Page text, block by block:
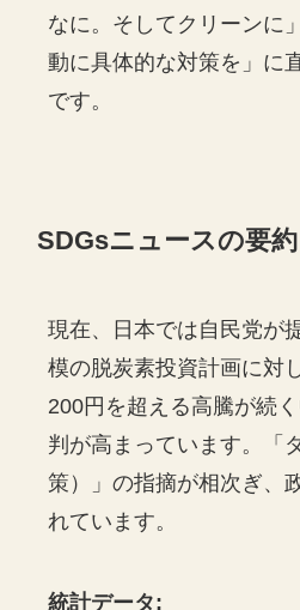
なに。そしてクリーンに
動に具体的な対策を」に
です。
SDGsニュースの要約
現在、日本では自民党が
模の脱炭素投資計画に対
200円を超える高騰が続
判が高まっています。「
策）」の指摘が相次ぎ、
れています。
統計データ: